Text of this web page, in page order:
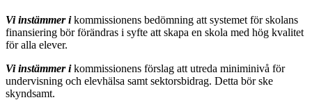
Vi instämmer ikommissionens bedömning att systemet för skolans
finansiering bör förändras i syfte att skapa en skola med hög kvalitet
för alla elever.
Vi instämmer ikommissionens förslag att utreda miniminivå för
undervisning och elevhälsa samt sektorsbidrag. Detta bör ske
skyndsamt.